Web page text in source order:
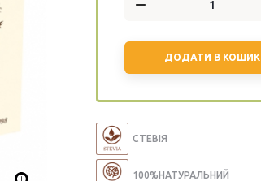
ДОДАТИ В КОШИК
СТЕВІЯ
100%НАТУРАЛЬНИЙ